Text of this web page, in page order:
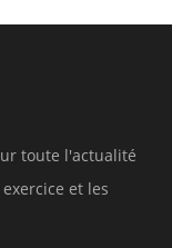
toute l'actualité
et les